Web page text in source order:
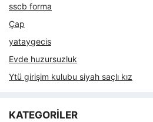
sscb forma
Çap
yataygecis
Evde huzursuzluk
Ytü girişim kulubu siyah saçlı kız
KATEGORİLER